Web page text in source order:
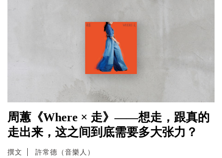
周蕙《Where × 走》——想走，跟真的
走出来，这之间到底需要多大张力？
撰文 許常德（音樂人）